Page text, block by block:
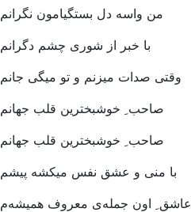
من واسه دل بستگیامون نگرانم
با خبر از شوری چشم دگرانم
وقتی صدات میزنم و تو میگی جانم
صاحب ِ خوشبخترین قلب جهانم
صاحب ِ خوشبخترین قلب جهانم
با منی و عشق نفس میکشه پیشم
عاشق ِ اون جمله‌ی معروف همیشه‌م